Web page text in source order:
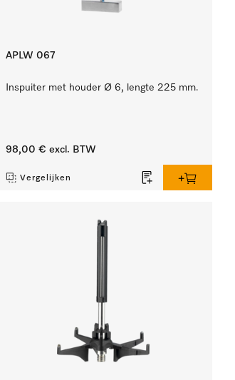
APLW 067
Inspuiter met houder Ø 6, lengte 225 mm.
98,00 € excl. BTW
Vergelijken